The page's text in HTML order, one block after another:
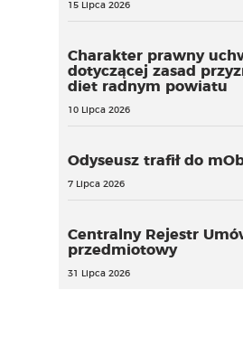
15 Lipca 2026
Charakter prawny
dotyczącej zasad
diet radnym powiatu
10 Lipca 2026
Odyseusz trafił do
7 Lipca 2026
Centralny Rejestr
przedmiotowy
31 Lipca 2026